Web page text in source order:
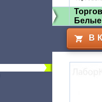
Белые
В